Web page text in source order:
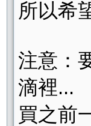
所以希
注意：
滴裡...
買之前